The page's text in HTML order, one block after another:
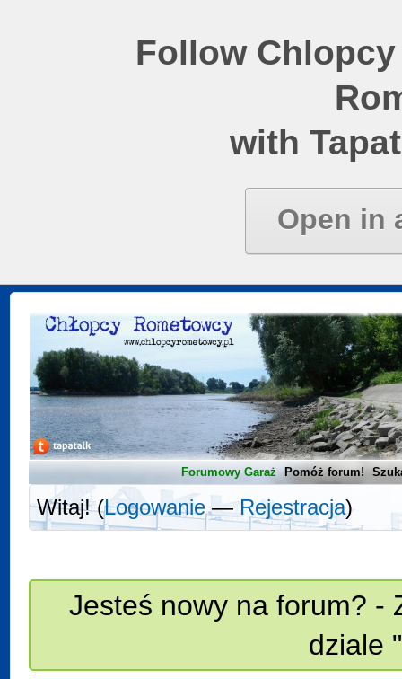
Follow
with
Open in
Forumowy Garaż Pomóż forum!
Witaj! (Logowanie—Rejestracja)
Jesteś nowy na forum? -
dziale